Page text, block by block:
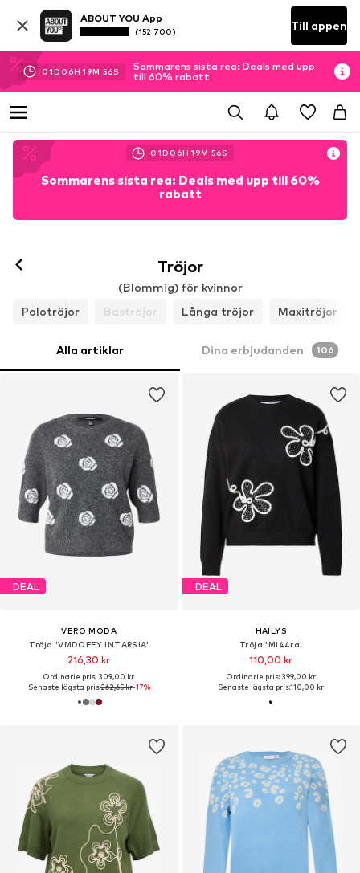
ABOUT YOU App
(152 700) Till appen
01D 06H 19M 53S
Sommarens sista rea: Deals med upp
till 60% rabatt
01D 06H 19M 53S
Sommarens sista rea: Deals med upp till 60%
rabatt
Tröjor
(Blommig) för kvinnor
Polotröjor
Baströjor Långa tröjor Maxitröjor
Alla artiklar Dina erbjudanden 106
DEAL
VERO MODA
Tröja 'VMDOFFY INTARSIA'
216,30 kr
Ordinarie pris: 309,00 kr
Senaste lägsta pris:262,65 kr-17%
DEAL
HAILYS
Tröja 'Mi44ra'
110,00 kr
Ordinarie pris: 399,00 kr
Senaste lägsta pris:110,00 kr